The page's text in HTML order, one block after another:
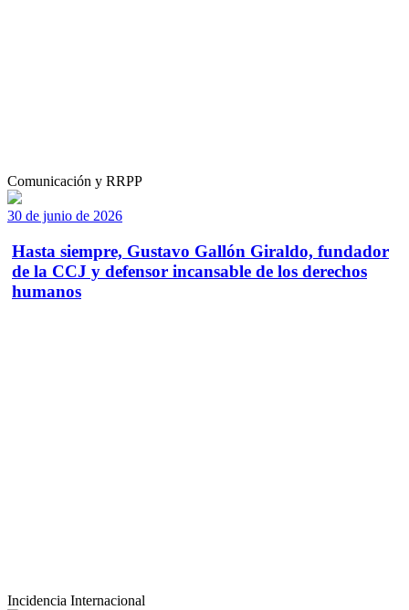
Comunicación y RRPP
30 de junio de 2026
Hasta siempre, Gustavo Gallón Giraldo, fundador
de la CCJ y defensor incansable de los derechos
humanos
Incidencia Internacional